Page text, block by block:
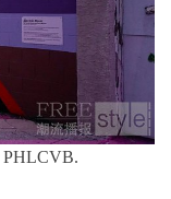
PHLCVB.